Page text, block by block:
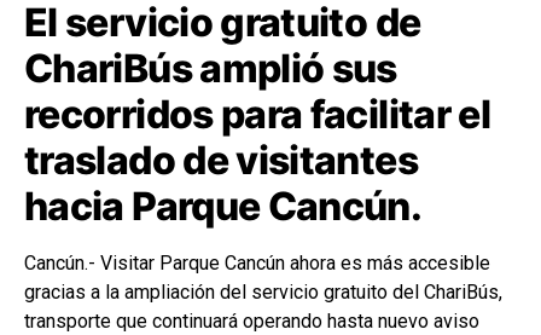
El servicio gratuito de
ChariBús amplió sus
recorridos para facilitar el
traslado de visitantes
hacia Parque Cancún.
Cancún.- Visitar Parque Cancún ahora es más accesible
gracias a la ampliación del servicio gratuito del ChariBús,
transporte que continuará operando hasta nuevo aviso